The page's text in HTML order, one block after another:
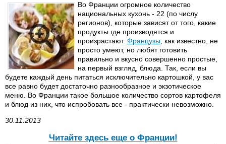
Во Франции огромное количество
национальных кухонь - 22 (по числу
регионов), которые зависят от того, какие
продукты где производятся и
произрастают. Французы , как известно, не
просто умеют, но любят готовить
правильно и вкусно совершенно простые,
на первый взгляд, блюда. Так, если вы
будете каждый день питаться исключительно картошкой, у вас
все равно будет достаточно разнообразное и экзотическое
меню. Во Франции такое большое количество сортов картофеля
и блюд из них, что испробовать все - практически невозможно.
30.11.2013
Читайте здесь еще о Франции!